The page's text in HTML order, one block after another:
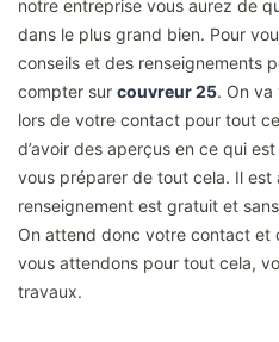
notre entreprise vous aurez de
dans le plus grand bien. Pour
conseils et des renseignements
compter sur couvreur 25. On
lors de votre contact pour tout
d’avoir des aperçus en ce qui
vous préparer de tout cela. Il
renseignement est gratuit et
On attend donc votre contact et
vous attendons pour tout cela,
travaux.